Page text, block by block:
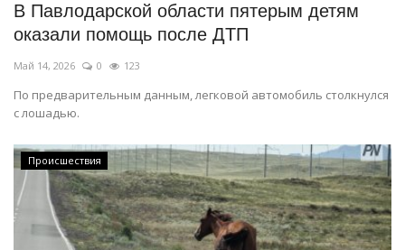
Чек-лист
РАЗВЛЕЧЕНИЯ
OFFICIAL
Курултай
Язык
Қазақша Русский
В Павлодарской области пятерым детям
оказали помощь после ДТП
Май 14, 2026 0 123
По предварительным данным, легковой автомобиль столкнулся
с лошадью.
Происшествия